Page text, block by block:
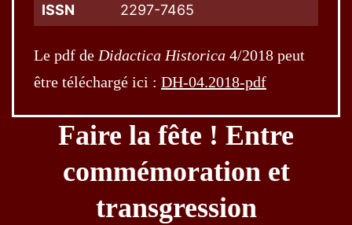
ISSN 2297-7465
Le pdf de Didactica Historica 4/2018 peut
être téléchargé ici : DH-04.2018-pdf
Faire la fête ! Entre
commémoration et
transgression